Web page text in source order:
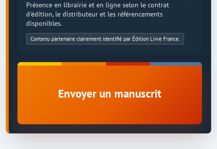
Présence en librairie et en ligne selon le contrat
d'édition, le distributeur et les référencements
disponibles.
Contenu partenaire clairement identifié par Édition Livre France.
Envoyer un manuscrit